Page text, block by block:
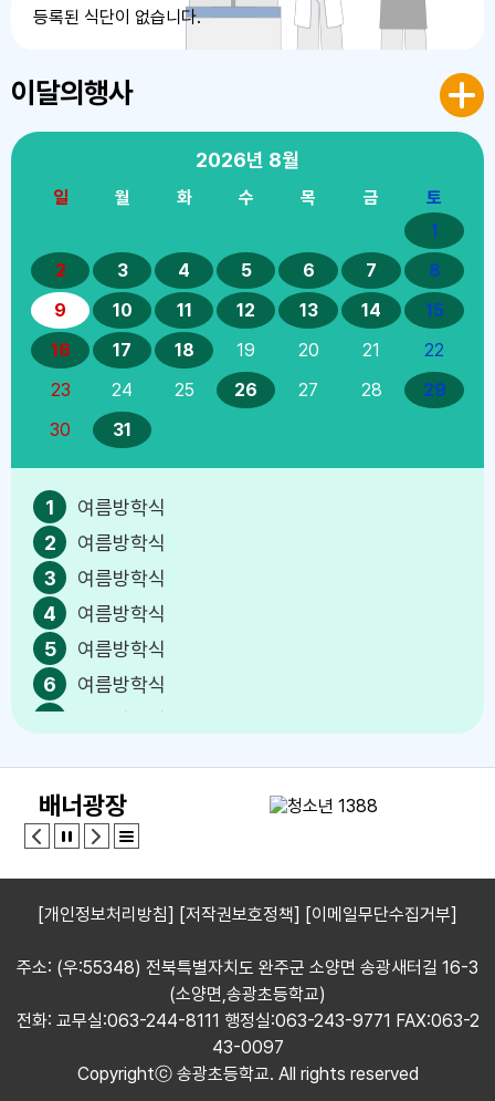
등록된 식단이 없습니다.
이달의행사
2026년 8월
일 월 화 수 목 금
토
1
2
3 4 5 6 7
8
9
10 11 12 13 14
15
16
17 18 19 20 21
22
23
24 25 26 27 28
29
30
31
1
여름방학식
2
여름방학식
3
여름방학식
4
여름방학식
5
여름방학식
6
여름방학식
7
여름방학식
9
여름방학식
10
여름방학식
13
14
여름방학식
여름방학식
배너광장
[개인정보처리방침] [저작권보호정책] [이메일무단수집거부]
주소: (우:55348) 전북특별자치도 완주군 소양면 송광새터길 16-3
(소양면,송광초등학교)
전화: 교무실:063-244-8111 행정실:063-243-9771 FAX:063-2
43-0097
Copyrightⓒ 송광초등학교. All rights reserved